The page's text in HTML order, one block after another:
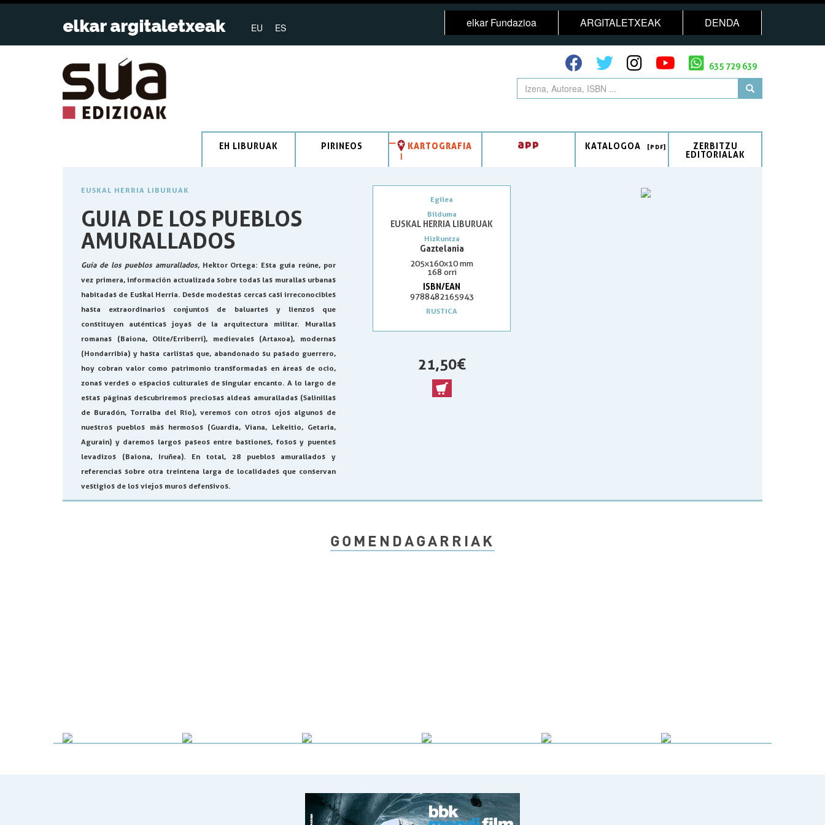
EU ES elkar Fundazioa ARGITALETXEAK DENDA
635 729 639
EH LIBURUAK PIRINEOS KARTOGRAFIA app KATALOGOA
ZERBITZU
EDITORIALAK
EUSKAL HERRIA LIBURUAK
GUIA DE LOS PUEBLOS
AMURALLADOS
Guía de los pueblos amurallados,Hektor Ortega: Esta guía reúne, por
vez primera, información actualizada sobre todas las murallas urbanas
habitadas de Euskal Herria. Desde modestas cercas casi irreconocibles
hasta extraordinarios conjuntos de baluartes y lienzos que
constituyen auténticas joyas de la arquitectura militar. Murallas
romanas (Baiona, Olite/Erriberri), medievales (Artaxoa), modernas
(Hondarribia) y hasta carlistas que, abandonado su pasado guerrero,
hoy cobran valor como patrimonio transformadas en áreas de ocio,
zonas verdes o espacios culturales de singular encanto. A lo largo de
estas páginas descubriremos preciosas aldeas amuralladas (Salinillas
de Buradón, Torralba del Río), veremos con otros ojos algunos de
nuestros pueblos más hermosos (Guardia, Viana, Lekeitio, Getaria,
Agurain) y daremos largos paseos entre bastiones, fosos y puentes
levadizos (Baiona, Iruñea). En total, 28 pueblos amurallados y
referencias sobre otra treintena larga de localidades que conservan
vestigios de los viejos muros defensivos.
Egilea
Bilduma
EUSKAL HERRIA LIBURUAK
Hizkuntza
Gaztelania
205x160x10 mm
168 orri
ISBN/EAN
9788482165943
RUSTICA
21,50 €
GOMENDAGARRIAK